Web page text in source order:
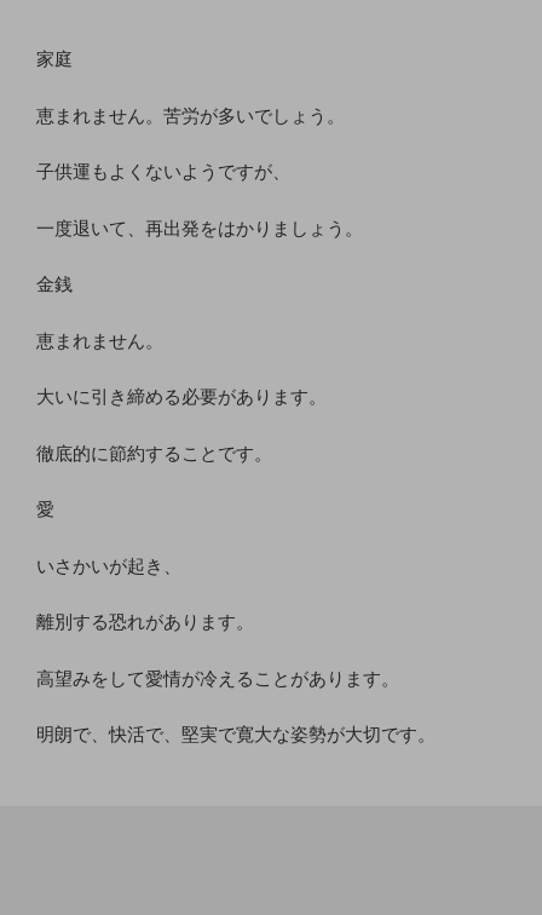
家庭
恵まれません。苦労が多いでしょう。
子供運もよくないようですが、
一度退いて、再出発をはかりましょう。
金銭
恵まれません。
大いに引き締める必要があります。
徹底的に節約することです。
愛
いさかいが起き、
離別する恐れがあります。
高望みをして愛情が冷えることがあります。
明朗で、快活で、堅実で寛大な姿勢が大切です。